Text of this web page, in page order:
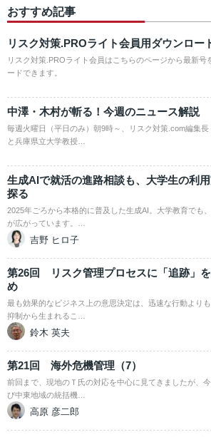
おすすめ記事
リスク対策.PROライト会員用ダウンロー
リスク対策.PROライト会員はこちらのページから最新号
ードできます。
中澤・木村が斬る！今週のニュース解説
毎週火曜日（平日のみ）朝9時～、リスク対策.com編集
と兵庫県立大学教授…
生成AIで就活の進路相談も、大学生の利
探る
2025年ごろから本格的に普及した生成AI。大学教育でも
が広がっています。…
吉野 ヒロ子
第26回 リスク管理プロセスに「追跡」
め
最も効果的なビジネス上の意思決定は、迅速な行動より
抑制から生まれるこ…
鈴木 英夫
第21回 海外危機管理（7）
前回まで、現地のＴ氏の対応を中心に見てきましたが、
び中東地域の統括機…
高原 彦二郎